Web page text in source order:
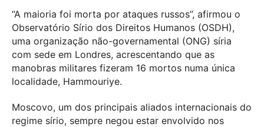
“A maioria foi morta por ataques russos”, afirmou o
Observatório Sírio dos Direitos Humanos (OSDH),
uma organização não-governamental (ONG) síria
com sede em Londres, acrescentando que as
manobras militares fizeram 16 mortos numa única
localidade, Hammouriye.
Moscovo, um dos principais aliados internacionais do
regime sírio, sempre negou estar envolvido nos